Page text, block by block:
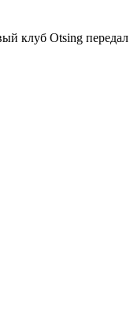
клуб Otsing передал